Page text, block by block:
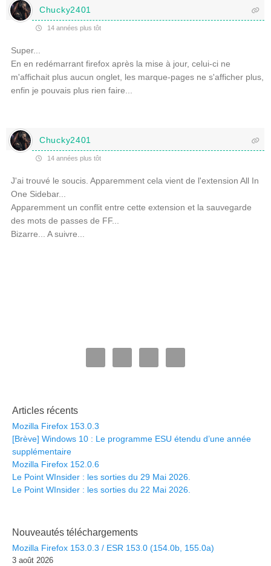
Chucky2401
14 années plus tôt
Super...
En en redémarrant firefox après la mise à jour, celui-ci ne
m'affichait plus aucun onglet, les marque-pages ne s'afficher plus,
enfin je pouvais plus rien faire...
Chucky2401
14 années plus tôt
J'ai trouvé le soucis. Apparemment cela vient de l'extension All In
One Sidebar...
Apparemment un conflit entre cette extension et la sauvegarde
des mots de passes de FF...
Bizarre... A suivre...
Articles récents
Mozilla Firefox 153.0.3
[Brève] Windows 10 : Le programme ESU étendu d’une année
supplémentaire
Mozilla Firefox 152.0.6
Le Point WInsider : les sorties du 29 Mai 2026.
Le Point WInsider : les sorties du 22 Mai 2026.
Nouveautés téléchargements
Mozilla Firefox 153.0.3 / ESR 153.0 (154.0b, 155.0a)
3 août 2026